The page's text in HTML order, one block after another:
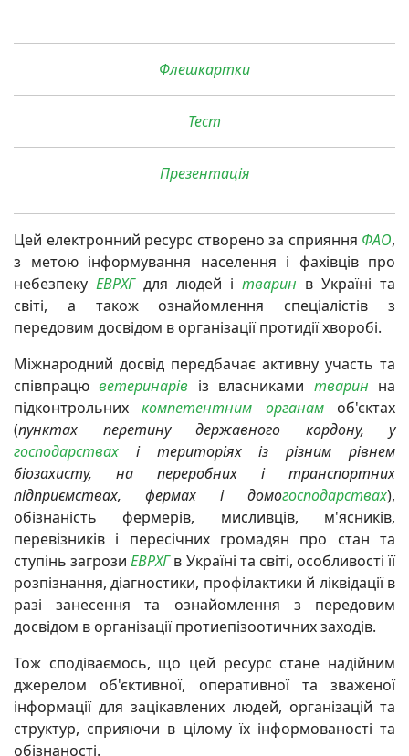
Флешкартки
Тест
Презентація
Цей електронний ресурс створено за сприяння ФАО,
з метою інформування населення і фахівців про
небезпеку ЕВРХГдля людей і тварин в Україні та
світі, а також ознайомлення спеціалістів з
передовим досвідом в організації протидії хворобі.
Міжнародний досвід передбачає активну участь та
співпрацюветеринарів із власниками тварин на
підконтрольнихкомпетентним органамоб'єктах
(пунктах перетину державного кордону, у
господарствах і територіях із різним рівнем
біозахисту, на переробних і транспортних
підприємствах, фермах і домогосподарствах),
обізнаність фермерів, мисливців, м'ясників,
перевізників і пересічних громадян про стан та
ступінь загрозиЕВРХГв Україні та світі, особливості її
розпізнання, діагностики, профілактики й ліквідації в
разі занесення та ознайомлення з передовим
досвідом в організації протиепізоотичних заходів.
Тож сподіваємось, що цей ресурс стане надійним
джерелом об'єктивної, оперативної та зваженої
інформації для зацікавлених людей, організацій та
структур, сприяючи в цілому їх інформованості та
обізнаності.